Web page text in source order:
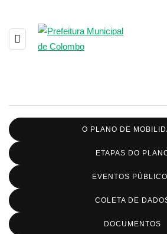
O PLANO DE
ETAPAS DO
EVENTOS
COLETA DE
DOCUMENTOS